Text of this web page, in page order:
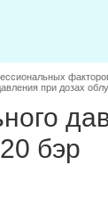
при дозах
бэр